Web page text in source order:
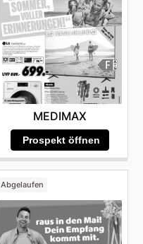
MEDIMAX
Prospekt öffnen
Abgelaufen